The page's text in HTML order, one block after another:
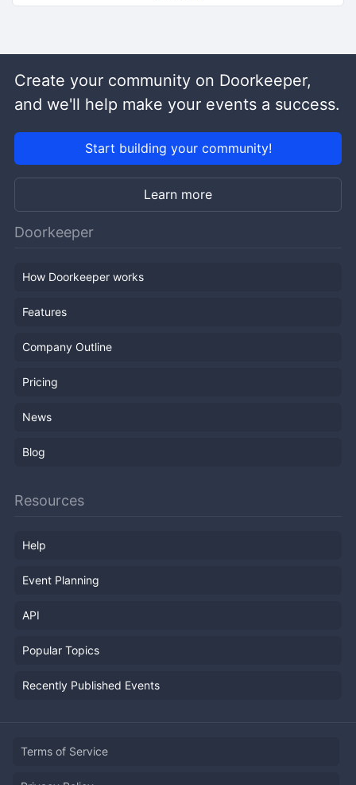
Create your community on Doorkeeper,
and we'll help make your events a success.
Start building your community!
Learn more
Doorkeeper
How Doorkeeper works
Features
Company Outline
Pricing
News
Blog
Resources
Help
Event Planning
API
Popular Topics
Recently Published Events
Terms of Service